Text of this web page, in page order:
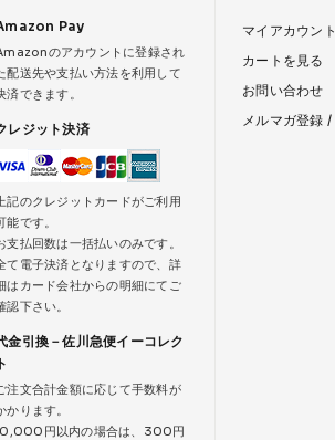
Pay
のアカウントに登録され
配送先や支払い方法を利用して
済できます。
レジット決済
記のクレジットカードがご利用
能です。
支払回数は一括払いのみです。
て電子決済となりますので、詳
はカード会社からの明細にてご
認下さい。
金引換－佐川急便イーコレク
ト
注文合計金額に応じて手数料が
かります。
円以内の場合は、300円
マイアカウント
カートを見る
お問い合わせ
メルマガ登録